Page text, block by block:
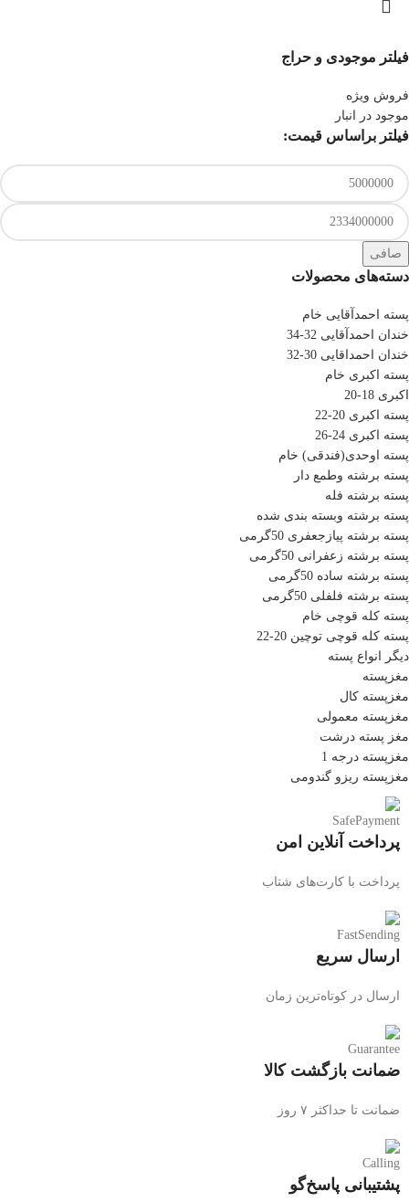
فیلتر موجودی و حراج
فروش ویژه
موجود در انبار
فیلتر براساس قیمت:
صافی
دسته‌های محصولات
پسته احمدآقایی خام
خندان احمدآقایی 32-34
خندان احمداقایی 30-32
پسته اکبری خام
اکبری 18-20
پسته اکبری 20-22
پسته اکبری 24-26
پسته اوحدی(فندقی) خام
پسته برشته وطمع دار
پسته برشته فله
پسته برشته وبسته بندی شده
پسته برشته پیازجعفری 50گرمی
پسته برشته زعفرانی 50گرمی
پسته برشته ساده 50گرمی
پسته برشته فلفلی 50گرمی
پسته کله قوچی خام
پسته کله قوچی توچین 20-22
دیگر انواع پسته
مغزپسته
مغزپسته کال
مغزپسته معمولی
مغز پسته درشت
مغزپسته درجه 1
مغزپسته ریزو گندومی
پرداخت آنلاین امن
پرداخت با کارت‌های شتاب
ارسال سریع
ارسال در کوتاه‌ترین زمان
ضمانت بازگشت کالا
ضمانت تا حداکثر ۷ روز
پشتیبانی پاسخ‌گو